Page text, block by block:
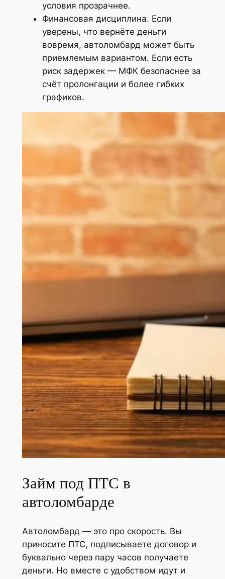
условия прозрачнее.
Финансовая дисциплина. Если
уверены, что вернёте деньги
вовремя, автоломбард может быть
приемлемым вариантом. Если есть
риск задержек — МФК безопаснее за
счёт пролонгации и более гибких
графиков.
Займ под ПТС в
автоломбарде
Автоломбард — это про скорость. Вы
приносите ПТС, подписываете договор и
буквально через пару часов получаете
деньги. Но вместе с удобством идут и